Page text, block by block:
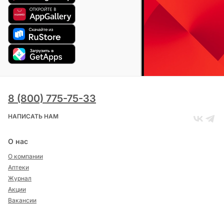
8 (800) 775-75-33
НАПИСАТЬ НАМ
О нас
О компании
Аптеки
Журнал
Акции
Вакансии